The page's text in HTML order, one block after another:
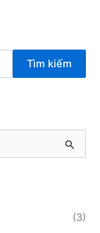
Tìm kiếm
(3)